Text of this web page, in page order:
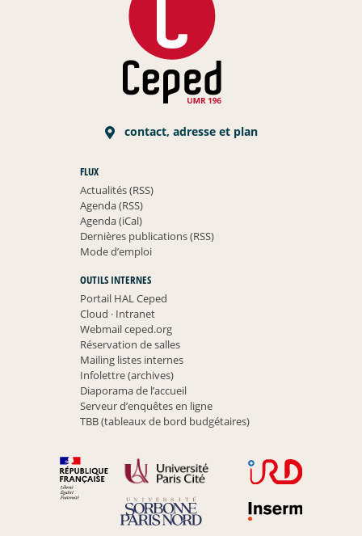
contact, adresse et plan
FLUX
Actualités (RSS)
Agenda (RSS)
Agenda (iCal)
Dernières publications (RSS)
Mode d’emploi
OUTILS INTERNES
Portail HAL Ceped
Cloud ·Intranet
Webmail ceped.org
Réservation de salles
Mailing listes internes
Infolettre (archives)
Diaporama de l’accueil
Serveur d’enquêtes en ligne
TBB (tableaux de bord budgétaires)